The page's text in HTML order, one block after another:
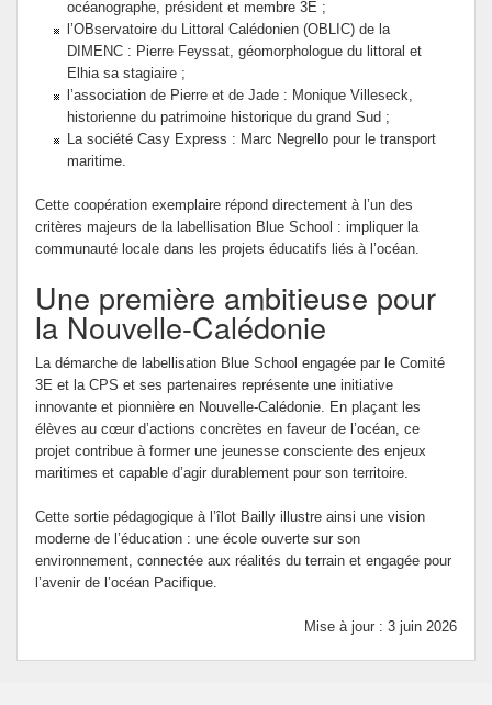
océanographe, président et membre 3E ;
l’OBservatoire du Littoral Calédonien (OBLIC) de la
DIMENC : Pierre Feyssat, géomorphologue du littoral et
Elhia sa stagiaire ;
l’association de Pierre et de Jade : Monique Villeseck,
historienne du patrimoine historique du grand Sud ;
La société Casy Express : Marc Negrello pour le transport
maritime.
Cette coopération exemplaire répond directement à l’un des
critères majeurs de la labellisation Blue School : impliquer la
communauté locale dans les projets éducatifs liés à l’océan.
Une première ambitieuse pour
la Nouvelle-Calédonie
La démarche de labellisation Blue School engagée par le Comité
3E et la CPS et ses partenaires représente une initiative
innovante et pionnière en Nouvelle-Calédonie. En plaçant les
élèves au cœur d’actions concrètes en faveur de l’océan, ce
projet contribue à former une jeunesse consciente des enjeux
maritimes et capable d’agir durablement pour son territoire.
Cette sortie pédagogique à l’îlot Bailly illustre ainsi une vision
moderne de l’éducation : une école ouverte sur son
environnement, connectée aux réalités du terrain et engagée pour
l’avenir de l’océan Pacifique.
Mise à jour : 3 juin 2026